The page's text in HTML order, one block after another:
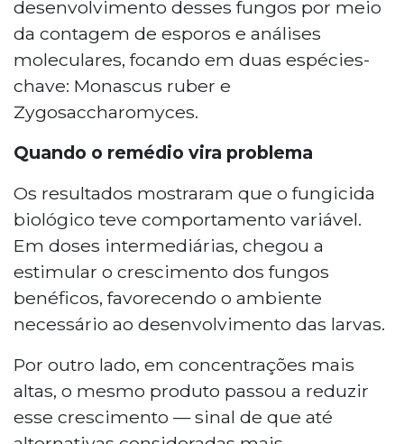
desenvolvimento desses fungos por meio
da contagem de esporos e análises
moleculares, focando em duas espécies-
chave: Monascus ruber e
Zygosaccharomyces.
Quando o remédio vira problema
Os resultados mostraram que o fungicida
biológico teve comportamento variável.
Em doses intermediárias, chegou a
estimular o crescimento dos fungos
benéficos, favorecendo o ambiente
necessário ao desenvolvimento das larvas.
Por outro lado, em concentrações mais
altas, o mesmo produto passou a reduzir
esse crescimento — sinal de que até